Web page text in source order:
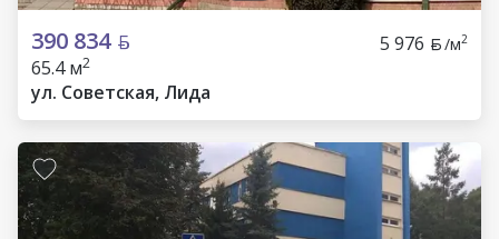
390 834 5 976 /м2
65.4 м2
ул. Советская, Лида